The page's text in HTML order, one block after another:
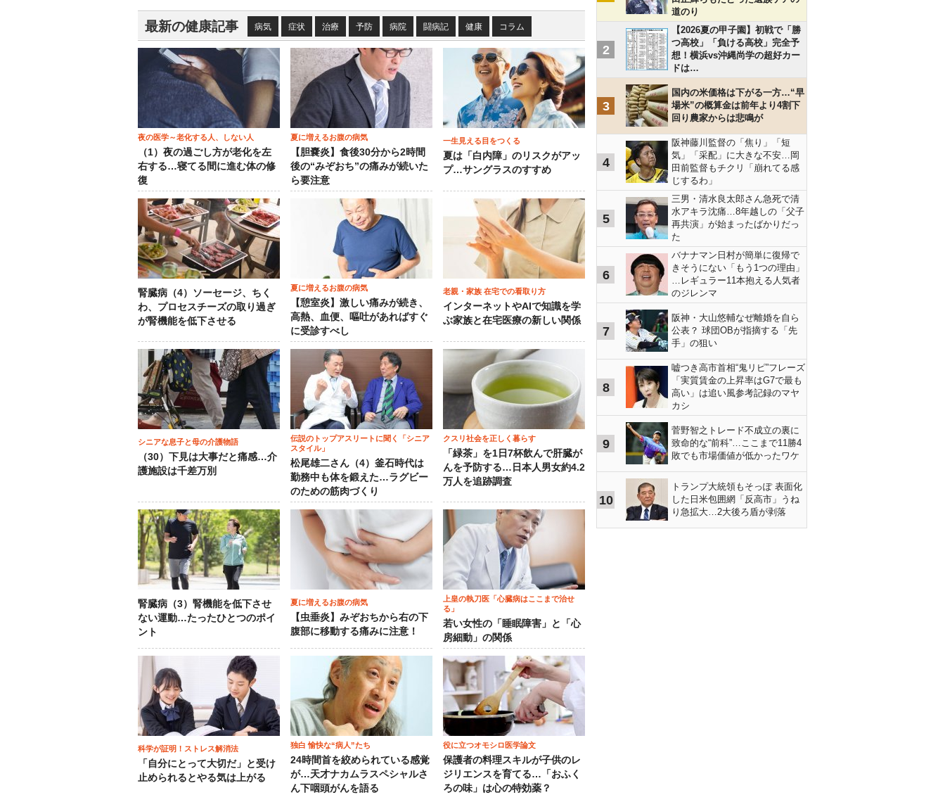
最新の健康記事 病気 症状 治療 予防 病院 闘病記 健康 コラム
夜の医学～老化する人、しない人
（1）夜の過ごし方が老化を左
右する…寝てる間に進む体の修
復
夏に増えるお腹の病気
【胆嚢炎】食後30分から2時間
後の“みぞおち”の痛みが続いた
ら要注意
一生見える目をつくる
夏は「白内障」のリスクがアッ
プ…サングラスのすすめ
腎臓病（4）ソーセージ、ちく
わ、プロセスチーズの取り過ぎ
が腎機能を低下させる
夏に増えるお腹の病気
【憩室炎】激しい痛みが続き、
高熱、血便、嘔吐があればすぐ
に受診すべし
老親・家族 在宅での看取り方
インターネットやAIで知識を学
ぶ家族と在宅医療の新しい関係
シニアな息子と母の介護物語
（30）下見は大事だと痛感…介
護施設は千差万別
伝説のトップアスリートに聞く「シニア
スタイル」
松尾雄二さん（4）釜石時代は
勤務中も体を鍛えた…ラグビー
のための筋肉づくり
クスリ社会を正しく暮らす
「緑茶」を1日7杯飲んで肝臓が
んを予防する…日本人男女約4.2
万人を追跡調査
腎臓病（3）腎機能を低下させ
ない運動…たったひとつのポイ
ント
夏に増えるお腹の病気
【虫垂炎】みぞおちから右の下
腹部に移動する痛みに注意！
上皇の執刀医「心臓病はここまで治せ
る」
若い女性の「睡眠障害」と「心
房細動」の関係
科学が証明！ストレス解消法
「自分にとって大切だ」と受け
止められるとやる気は上がる
独白 愉快な“病人”たち
24時間首を絞められている感覚
が…天才ナカムラスペシャルさ
ん下咽頭がんを語る
役に立つオモシロ医学論文
保護者の料理スキルが子供のレ
ジリエンスを育てる…「おふく
ろの味」は心の特効薬？
道のり
2
【2026夏の甲子園】初戦で「勝
つ高校」「負ける高校」完全予
想！横浜vs沖縄尚学の超好カー
ドは…
3
国内の米価格は下がる一方…“早
場米”の概算金は前年より4割下
回り農家からは悲鳴が
4
阪神藤川監督の「焦り」「短
気」「采配」に大きな不安…岡
田前監督もチクリ「崩れてる感
じするわ」
5
三男・清水良太郎さん急死で清
水アキラ沈痛…8年越しの「父子
再共演」が始まったばかりだっ
た
6
バナナマン日村が簡単に復帰で
きそうにない「もう1つの理由」
…レギュラー11本抱える人気者
のジレンマ
7
阪神・大山悠輔なぜ離婚を自ら
公表？ 球団OBが指摘する「先
手」の狙い
8
嘘つき高市首相“鬼リピ”フレーズ
「実質賃金の上昇率はG7で最も
高い」は追い風参考記録のマヤ
カシ
9
菅野智之トレード不成立の裏に
致命的な“前科”…ここまで11勝4
敗でも市場価値が低かったワケ
10
トランプ大統領もそっぽ 表面化
した日米包囲網「反高市」うね
り急拡大…2大後ろ盾が剥落